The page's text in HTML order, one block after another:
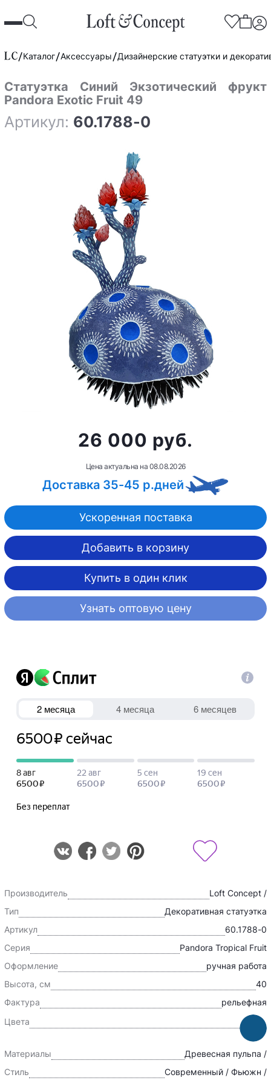
Каталог Аксессуары Дизайнерские статуэтки и
Статуэтка Синий Экзотический фрукт
Pandora Exotic Fruit 49
Артикул: 60.1788-0
26 000 руб.
Цена актуальна на 08.08.2026
Доставка 35-45 р.дней
Ускоренная поставка
Добавить в корзину
Купить в один клик
Узнать оптовую цену
Производитель
Loft Concept /
Тип
Декоративная статуэтка
Артикул
60.1788-0
Серия
Pandora Tropical Fruit
Оформление
ручная работа
Высота, см
40
Фактура
рельефная
Цвета
Материалы
Древесная пульпа /
Стиль
Современный / Фьюжн /